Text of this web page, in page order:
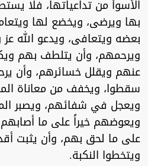
الأسوأ من تداعياتها، فلا
بها ويرضى، ويخضع لها
بعضه ويتعافى، ويدعو الله
ويرحمهم، وأن يتلطف بهم
عنهم ويقلل خسائرهم، وأن
سقطوا، ويخفف من معاناة
ويعجل في شفائهم، ويصبر
ويعوضهم خيراً على ما
على ما لحق بهم، وأن يثبت
ويتخطوا النكبة.